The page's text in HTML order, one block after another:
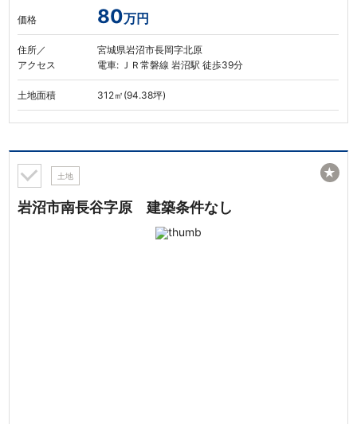
価格 80万円
住所／
アクセス
宮城県岩沼市長岡字北原
電車: ＪＲ常磐線 岩沼駅 徒歩39分
土地面積 312㎡(94.38坪)
土地
岩沼市南長谷字原 建築条件なし
★